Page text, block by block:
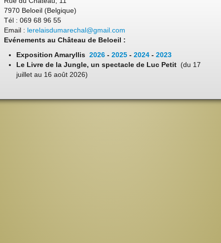
7970 Beloeil (Belgique)
Tél : 069 68 96 55
Email : lerelaisdumarechal@gmail.com
Evénements au Château de Beloeil :
Exposition Amaryllis 2026 - 2025 - 2024 - 2023
Le Livre de la Jungle, un spectacle de Luc Petit (du 17
juillet au 16 août 2026)